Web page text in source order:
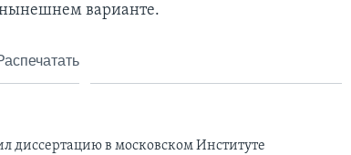
нынешнем варианте.
диссертацию в московском Институте